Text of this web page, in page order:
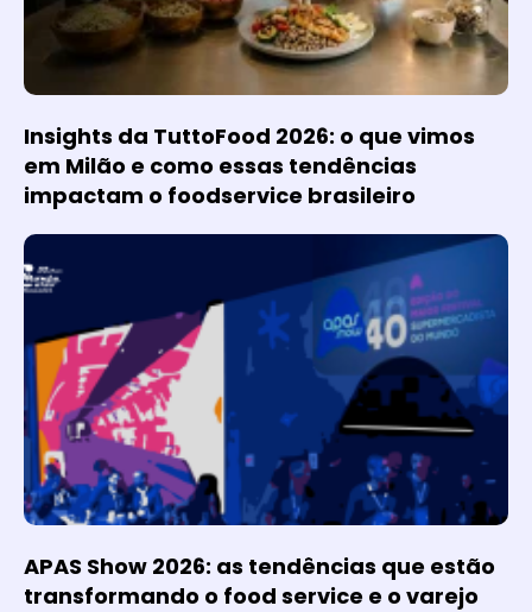
Insights da TuttoFood 2026: o que vimos
em Milão e como essas tendências
impactam o foodservice brasileiro
APAS Show 2026: as tendências que estão
transformando o food service e o varejo